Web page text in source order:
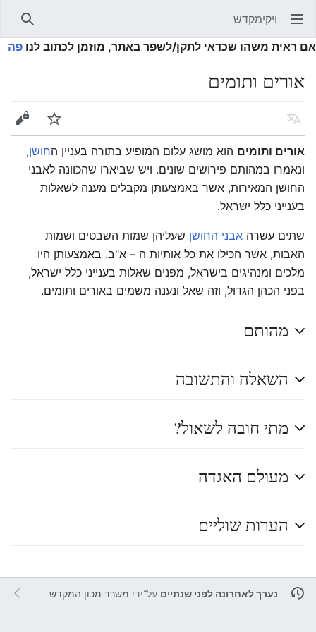
פתיחת התפריט הראשי ויקימקדש
חיפוש
אם ראית משהו שכדאי לתקן/לשפר באתר, מוזמן לכתוב לנו פה
אורים ותומים
שפה מעקב
עריכה
אורים ותומים הוא מושג עלום המופיע בתורה בעניין החושן,
ונאמרו במהותם פירושים שונים. ויש שביארו שהכוונה לאבני
החושן המאירות, אשר באמצעותן מקבלים מענה לשאלות
בענייני כלל ישראל.
שתים עשרה אבני החושן שעליהן שמות השבטים ושמות
האבות, אשר הכילו את כל אותיות ה – א"ב. באמצעותן היו
מלכים ומנהיגים בישראל, מפנים שאלות בענייני כלל ישראל,
בפני הכהן הגדול, וזה שאל ונענה משמים באורים ותומים.
מהותם
השאלה והתשובה
מתי חובה לשאול?
מעולם האגדה
הערות שוליים
נערך לאחרונה לפני שנתיים על־ידי משרד מכון המקדש